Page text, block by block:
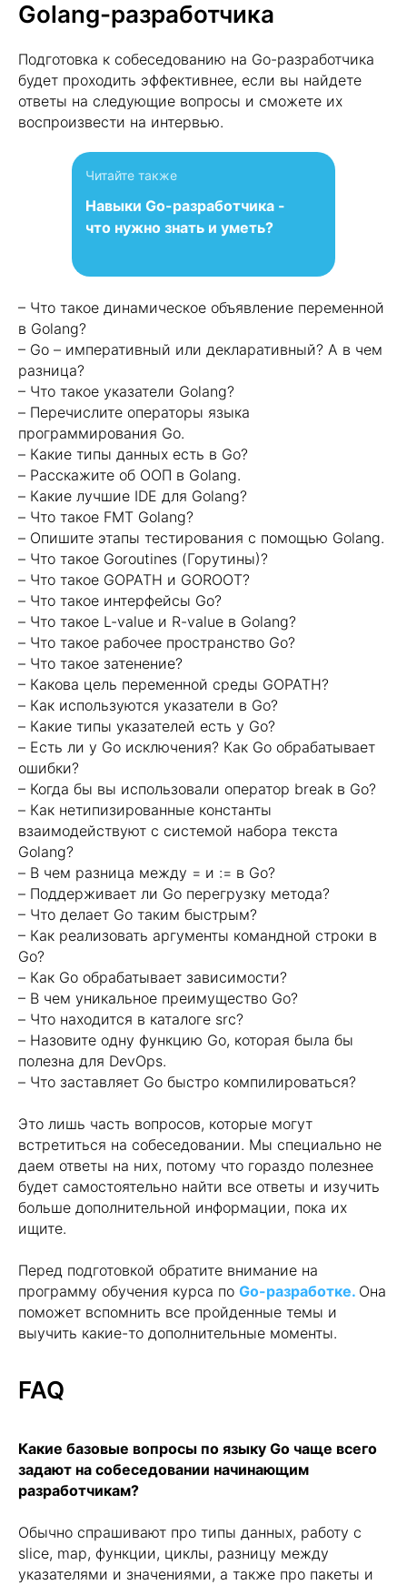
Golang-разработчика
Подготовка к собеседованию на Go-разработчика
будет проходить эффективнее, если вы найдете
ответы на следующие вопросы и сможете их
воспроизвести на интервью.
Навыки Go-разработчика -
что нужно знать и уметь?
Читайте также
– Что такое динамическое объявление переменной
в Golang?
– Go – императивный или декларативный? А в чем
разница?
– Что такое указатели Golang?
– Перечислите операторы языка
программирования Go.
– Какие типы данных есть в Go?
– Расскажите об ООП в Golang.
– Какие лучшие IDE для Golang?
– Что такое FMT Golang?
– Опишите этапы тестирования с помощью Golang.
– Что такое Goroutines (Горутины)?
– Что такое GOPATH и GOROOT?
– Что такое интерфейсы Go?
– Что такое L-value и R-value в Golang?
– Что такое рабочее пространство Go?
– Что такое затенение?
– Какова цель переменной среды GOPATH?
– Как используются указатели в Go?
– Какие типы указателей есть у Go?
– Есть ли у Go исключения? Как Go обрабатывает
ошибки?
– Когда бы вы использовали оператор break в Go?
– Как нетипизированные константы
взаимодействуют с системой набора текста
Golang?
– В чем разница между = и := в Go?
– Поддерживает ли Go перегрузку метода?
– Что делает Go таким быстрым?
– Как реализовать аргументы командной строки в
Go?
– Как Go обрабатывает зависимости?
– В чем уникальное преимущество Go?
– Что находится в каталоге src?
– Назовите одну функцию Go, которая была бы
полезна для DevOps.
– Что заставляет Go быстро компилироваться?
Это лишь часть вопросов, которые могут
встретиться на собеседовании. Мы специально не
даем ответы на них, потому что гораздо полезнее
будет самостоятельно найти все ответы и изучить
больше дополнительной информации, пока их
ищите.
Перед подготовкой обратите внимание на
программу обучения курса по Go-разработке. Она
поможет вспомнить все пройденные темы и
выучить какие-то дополнительные моменты.
FAQ
Какие базовые вопросы по языку Go чаще всего
задают на собеседовании начинающим
разработчикам?
Обычно спрашивают про типы данных, работу с
slice, map, функции, циклы, разницу между
указателями и значениями, а также про пакеты и
Стань тем, кто задаёт тон в
Подпишись на нашу рассылку и
первым получай статьи по Java,
JavaScript, Go и QA. Позволь себе
Нажимая на кнопку, я соглашаюсь сПолитикой